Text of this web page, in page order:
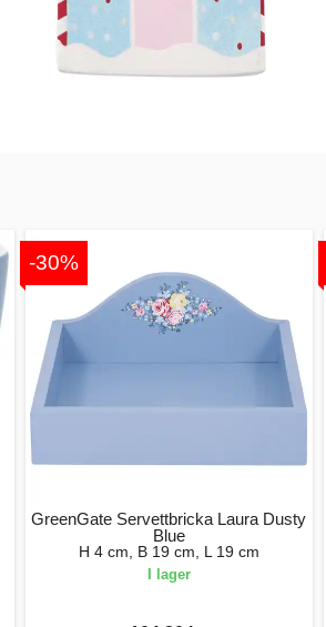
-30%
GreenGate Servettbricka Laura Dusty
Blue
H 4 cm, B 19 cm, L 19 cm
I lager